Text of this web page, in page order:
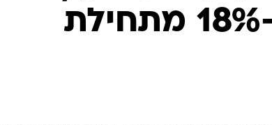
קומברס ירדה ב-18% מתחילת